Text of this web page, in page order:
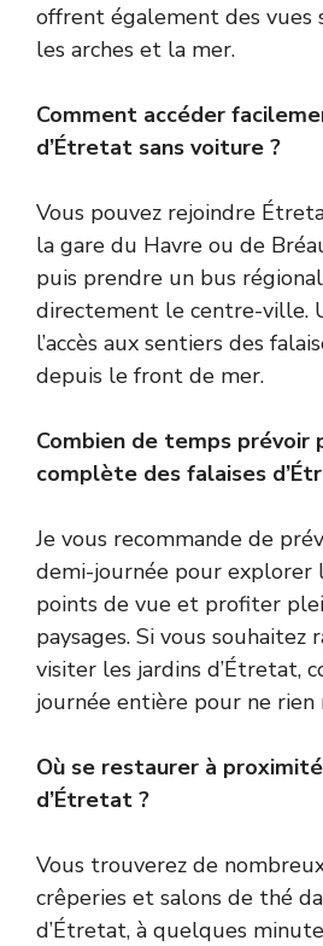
offrent également des vues
les arches et la mer.
Comment accéder
d’Étretat sans voiture ?
Vous pouvez rejoindre
la gare du Havre ou de
puis prendre un bus
directement le centre-ville.
l’accès aux sentiers des
depuis le front de mer.
Combien de temps prévoir
complète des falaises
Je vous recommande de
demi-journée pour explorer
points de vue et profiter
paysages. Si vous souhaitez
visiter les jardins d’Étretat,
journée entière pour ne rien
Où se restaurer à
d’Étretat ?
Vous trouverez de
crêperies et salons de thé
d’Étretat, à quelques